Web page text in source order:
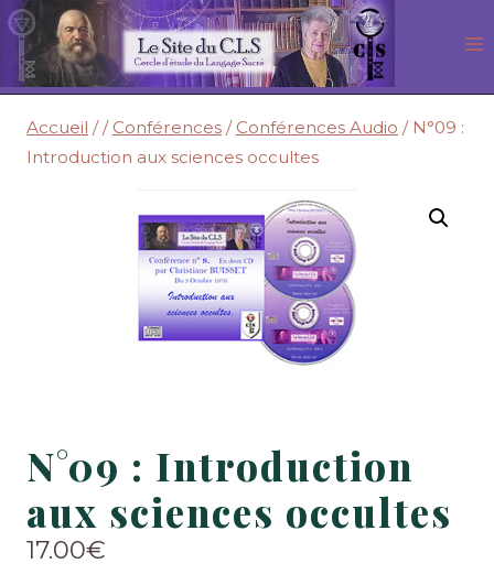
Aller
au
contenu
Accueil / / Conférences / Conférences Audio / N°09 :
Introduction aux sciences occultes
N°09 : Introduction
aux sciences occultes
17.00€